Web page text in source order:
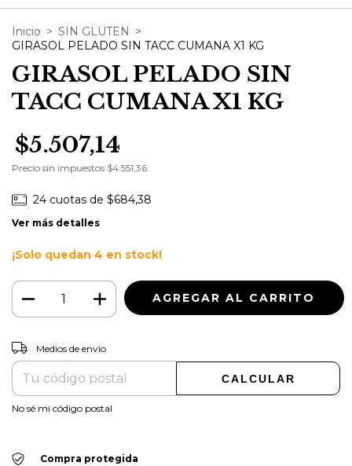
Inicio > SIN GLUTEN >
GIRASOL PELADO SIN TACC CUMANA X1 KG
GIRASOL PELADO SIN
TACC CUMANA X1 KG
$5.507,14
Precio sin impuestos $4.551,36
24 cuotas de $684,38
Ver más detalles
¡Solo quedan 4 en stock!
Entregas para el CP:
Medios de envío
CALCULAR
No sé mi código postal
Compra protegida